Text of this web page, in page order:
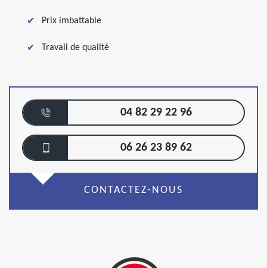
Prix imbattable
Travail de qualité
04 82 29 22 96
06 26 23 89 62
CONTACTEZ-NOUS